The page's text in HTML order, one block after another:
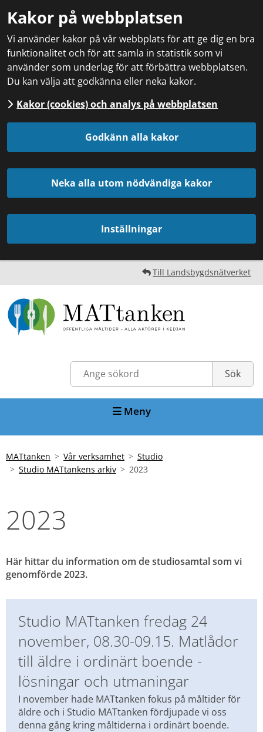
Kakor på webbplatsen
Vi använder kakor på vår webbplats för att ge dig en bra
funktionalitet och för att samla in statistik som vi
använder som underlag för att förbättra webbplatsen.
Du kan välja att godkänna eller neka kakor.
Kakor (cookies) och analys på webbplatsen
Godkänn alla kakor
Neka alla utom nödvändiga kakor
Inställningar
Till Landsbygdsnätverket
Meny
MATtanken Vår verksamhet
Studio
Studio MATtankens arkiv
2023
2023
Här hittar du information om de studiosamtal som vi
genomförde 2023.
Studio MATtanken fredag 24
november, 08.30-09.15. Matlådor
till äldre i ordinärt boende -
lösningar och utmaningar
I november hade MATtanken fokus på måltider för
äldre och i Studio MATtanken fördjupade vi oss
denna gång kring måltiderna i ordinärt boende.